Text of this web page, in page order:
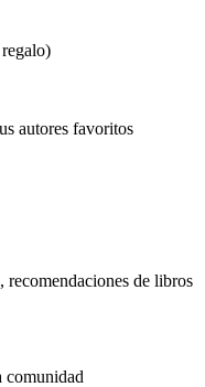
autores favoritos
recomendaciones de libros
comunidad